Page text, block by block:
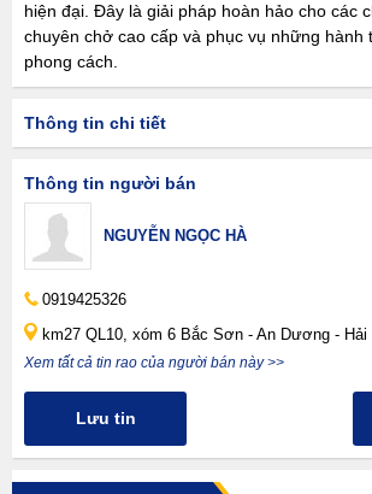
hiện đại. Đây là giải pháp hoàn hảo cho các
chuyên chở cao cấp và phục vụ những hành
phong cách.
Thông tin chi tiết
Thông tin người bán
NGUYỄN NGỌC HÀ
0919425326
km27 QL10, xóm 6 Bắc Sơn - An Dương - Hải
Xem tất cả tin rao của người bán này >>
Lưu tin